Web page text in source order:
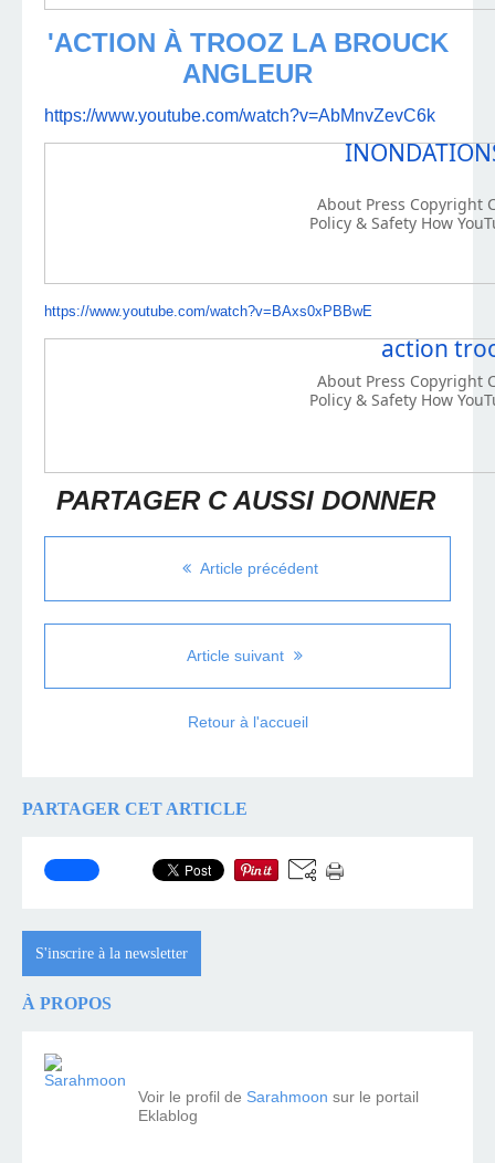
'ACTION À TROOZ LA BROUCK
ANGLEUR
https://www.youtube.com/watch?v=AbMnvZevC6k
About Press Copyright
Policy & Safety How
https://www.youtube.com/watch?v=BAxs0xPBBwE
action
About Press Copyright
Policy & Safety How
PARTAGER C AUSSI DONNER
Article précédent
Article suivant
Retour à l'accueil
PARTAGER CET ARTICLE
S'inscrire à la newsletter
À PROPOS
Voir le profil de Sarahmoon sur le portail
Eklablog